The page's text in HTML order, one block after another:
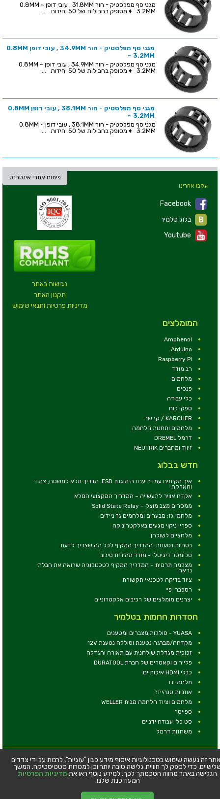
מגני סף מפלסטיק - חור 31.8MM , עובי דופן 0.8MM ~
3.2MM ♦ מסופק בחבילות של 50 יחידות ...
מגני סף מפלסטיק - חור 34.9MM , עובי דופן 0.8MM
~ 3.2MM
מגני סף מפלסטיק - חור 34.9MM , עובי דופן 0.8MM ~
3.2MM ♦ מסופק בחבילות של 50 יחידות ...
מגני סף מפלסטיק - חור 38.1MM , עובי דופן 0.8MM
~ 3.2MM
מגני סף מפלסטיק - חור 38.1MM , עובי דופן 0.8MM ~
3.2MM ♦ מסופק בחבילות של 50 יחידות ...
פיתוח אתרי אינטרנט
נגישות באתר
תקנון האתר
מדיניות פרטיות ותנאי שימוש
עקבו אחרינו
Facebook
Youtube
המומלצים
Amphenol
Arduino
Raspberry Pi
רב מודד
מלחמים
פנסים
כלי עבודה
ספקי כוח
KARCHER / קרשר
מלחמים ותחנות הלחמה
דרמל DREMEL
זיווד ומחברים NEUTRIK
חדש בבלוג
איך מקימים עמדת עבודה מוגנת ESD: מדריך מלא למשטח, צמיד
והארקה
אקדח אוויר לתעשייה – המדריך המקצועי המלא
ממסרים מצב מוצק – Solid State Relay
מלחמי גז: מבערים ומלחמים גז ניידים
ספריי ניקוי מגעים באלקטרוניקה
מלחציים לשולחן
בטריות נטענות: המדריך המקיף לכל מה שצריך לדעת
טכומטר דיגיטלי - מודד מהירות סיבוב
מצלמה תרמית – המדריך המקיף לטכנולוגיה שרואה את הבלתי
נראה
ציוד בדיקה לטכנאי תקשורת
רספברי פיי
יצרנים מומלצים של רכיבים אלקטרוניים
הסדרות החמות בטלמיר
YUASA - סוללות,מצברים ומטענים
מקדחה/מברגה נטענת וסוללה נטענת 12V
זכוכית מגדלת שולחנית עם תאורה והגדלה
פליירים וקאטרים של חברת DURATOOL
כבלי HDMI איכותיים
מלחמי גז
אוזניות סנהייזר
מלחמים וציוד הלחמה מבית WELLER
ספייסר
סט כלי עבודה ידניים
משחזות דרמל
© כל הזכויות שמורות - טלמיר אלקטרוניקה בע''מ
כתובת: דרך העצמאות 63, חיפה
טלפון:04-8534564
זה נעשה שימוש בטכנולוגיות איסוף מידע כגון "עוגיות", לרבות על ידי צדדים
כדי לספק לך חוויית גלישה טובה יותר וכן למטרות סטטיסטיקה. המשך
הגלישה באתר מהווה הסכמתך לכך. למידע נוסף ראו את מדיניות הפרטיות
המעודכנת שלנו.